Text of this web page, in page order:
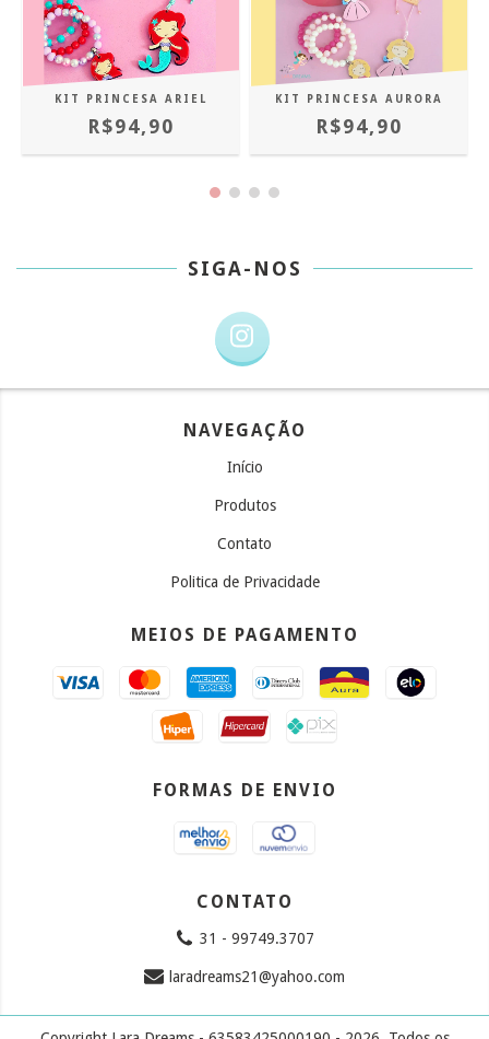
KIT PRINCESA ARIEL
R$94,90
KIT PRINCESA AURORA
R$94,90
SIGA-NOS
NAVEGAÇÃO
Início
Produtos
Contato
Politica de Privacidade
MEIOS DE PAGAMENTO
FORMAS DE ENVIO
CONTATO
31 - 99749.3707
laradreams21@yahoo.com